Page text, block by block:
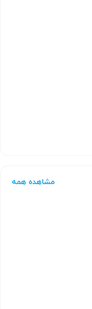
مشاهده همه